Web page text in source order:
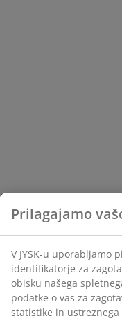
Prilagajamo
V JYSK-u uporabljamo
identifikatorje za
obisku našega
podatke o vas za
statistike in ustreznega